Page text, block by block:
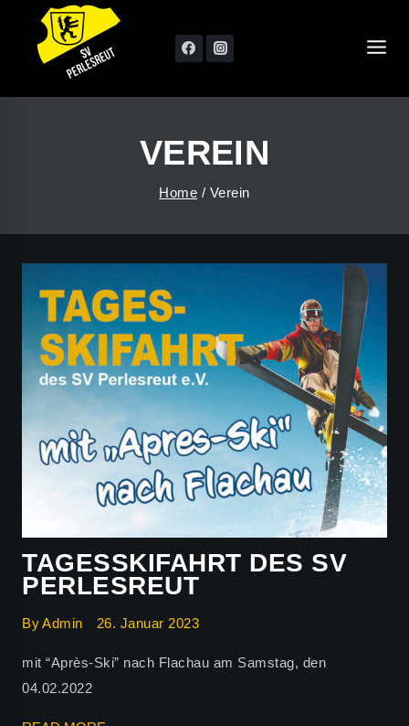
content
VEREIN
Home / Verein
TAGESSKIFAHRT DES SV
PERLESREUT
ByAdmin 26. Januar 2023
mit “Après-Ski” nach Flachau am Samstag, den
04.02.2022